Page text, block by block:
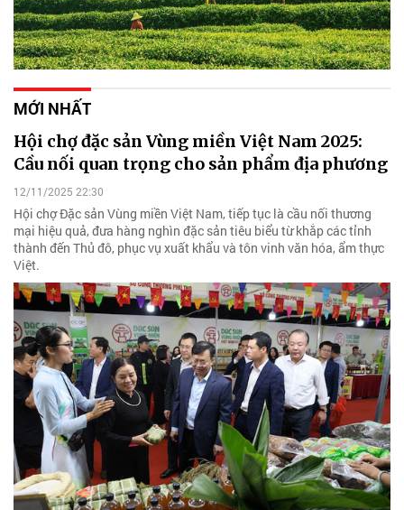
MỚI NHẤT
Hội chợ đặc sản Vùng miền Việt Nam 2025:
Cầu nối quan trọng cho sản phẩm địa phương
12/11/2025 22:30
Hội chợ Đặc sản Vùng miền Việt Nam, tiếp tục là cầu nối thương
mại hiệu quả, đưa hàng nghìn đặc sản tiêu biểu từ khắp các tỉnh
thành đến Thủ đô, phục vụ xuất khẩu và tôn vinh văn hóa, ẩm thực
Việt.